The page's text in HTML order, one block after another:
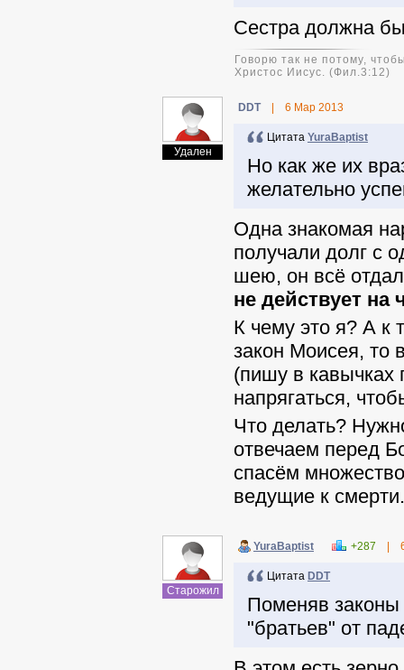
Сестра должна
Говорю так не потому,
Христос Иисус. (Фил.3:12)
Удален
DDT 6 Мар 2013
Цитата YuraBaptist
Но как же их
желательно
Одна знакомая
получали долг с
шею, он всё
не действует на
К чему это я? А к
закон Моисея, то
(пишу в
напрягаться,
Что делать?
отвечаем перед
спасём
ведущие к смерти.
Старожил
YuraBaptist +287
Цитата DDT
Поменяв законы
"братьев" от